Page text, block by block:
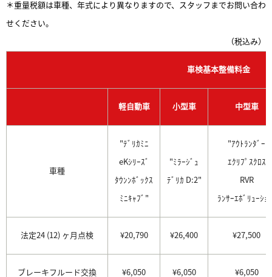
＊重量税額は車種、年式により異なりますので、スタッフまでお問い合わ
せください。
（税込み）
車検基本整備料金
軽自動車 小型車 中型車
車種
"ﾃﾞﾘｶﾐﾆ
eKｼﾘｰｽﾞ
ﾀｳﾝﾝﾎﾞｯｸｽ
ﾐﾆｷｬﾌﾞ"
"ﾐﾗｰｼﾞｭ
ﾃﾞﾘｶ D:2"
"ｱｳﾄﾗﾝﾀﾞｰ
ｴｸﾘﾌﾟｽｸﾛｽ
RVR
ﾗﾝｻｰｴﾎﾞﾘｭｰｼｮ
法定24 (12) ヶ月点検 ¥20,790 ¥26,400 ¥27,500
ブレーキフルード交換 ¥6,050 ¥6,050 ¥6,050